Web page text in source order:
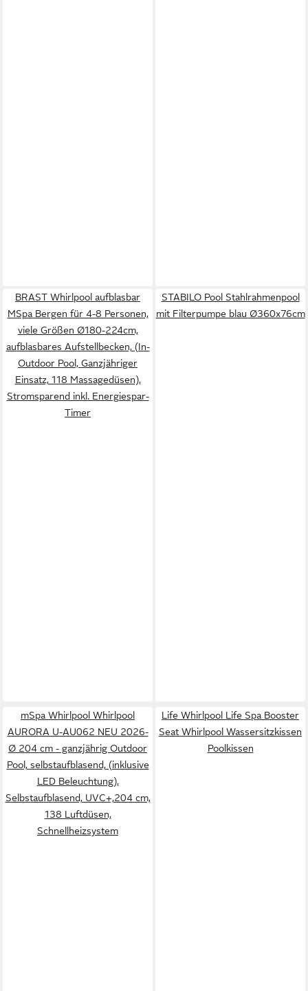
BRAST Whirlpool aufblasbar
MSpa Bergen für 4-8 Personen,
viele Größen Ø180-224cm,
aufblasbares Aufstellbecken, (In-
Outdoor Pool, Ganzjähriger
Einsatz, 118 Massagedüsen),
Stromsparend inkl. Energiespar-
Timer
STABILO Pool Stahlrahmenpool
mit Filterpumpe blau Ø360x76cm
mSpa Whirlpool Whirlpool
AURORA U-AU062 NEU 2026-
Ø 204 cm - ganzjährig Outdoor
Pool, selbstaufblasend, (inklusive
LED Beleuchtung),
Selbstaufblasend, UVC+,204 cm,
138 Luftdüsen,
Schnellheizsystem
Life Whirlpool Life Spa Booster
Seat Whirlpool Wassersitzkissen
Poolkissen